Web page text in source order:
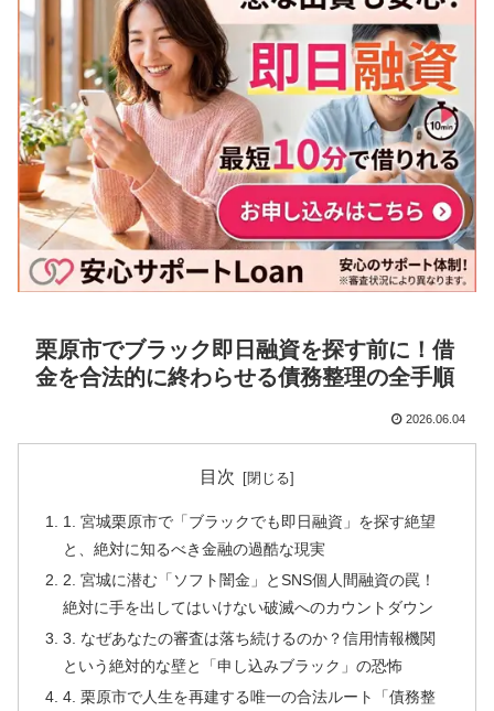
栗原市でブラック即日融資を探す前に！借
金を合法的に終わらせる債務整理の全手順
2026.06.04
目次
1. 宮城栗原市で「ブラックでも即日融資」を探す絶望
と、絶対に知るべき金融の過酷な現実
2. 宮城に潜む「ソフト闇金」とSNS個人間融資の罠！
絶対に手を出してはいけない破滅へのカウントダウン
3. なぜあなたの審査は落ち続けるのか？信用情報機関
という絶対的な壁と「申し込みブラック」の恐怖
4. 栗原市で人生を再建する唯一の合法ルート「債務整